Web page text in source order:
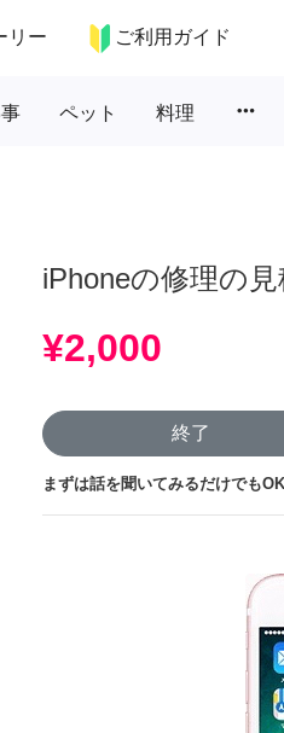
リー ご利用ガイド
ペット 料理 more_horiz
iPhoneの修理の
¥2,000
終了
まずは話を聞いてみるだけでも